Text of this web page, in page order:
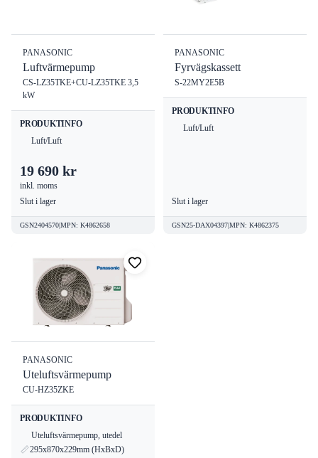
PANASONIC
Luftvärmepump
CS-LZ35TKE+CU-LZ35TKE 3,5
kW
PRODUKTINFO
Luft/Luft
19 690 kr
inkl. moms
Slut i lager
GSN2404570|MPN: K4862658
PANASONIC
Fyrvägskassett
S-22MY2E5B
PRODUKTINFO
Luft/Luft
Slut i lager
GSN25-DAX04397|MPN: K4862375
PANASONIC
Uteluftsvärmepump
CU-HZ35ZKE
PRODUKTINFO
Uteluftsvärmepump, utedel
295x870x229mm (HxBxD)